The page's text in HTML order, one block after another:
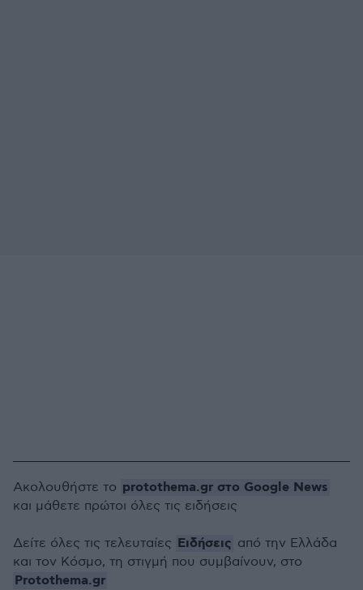
Ακολουθήστε το protothema.gr στο Google News
και μάθετε πρώτοι όλες τις ειδήσεις
Δείτε όλες τις τελευταίες Ειδήσεις από την Ελλάδα
και τον Κόσμο, τη στιγμή που συμβαίνουν, στο
Protothema.gr